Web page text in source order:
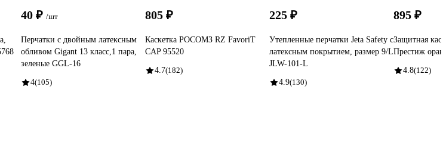
40 ₽ /шт
Перчатки с двойным латексным
обливом Gigant 13 класс,1 пара,
зеленые GGL-16
4(105)
805 ₽
Каскетка РОСОМЗ RZ FavoriT
CAP 95520
4.7(182)
225 ₽
Утепленные перчатки Jeta Safety с
латексным покрытием, размер 9/L
JLW-101-L
4.9(130)
895 ₽
Защитная
Престиж
4.8(122)